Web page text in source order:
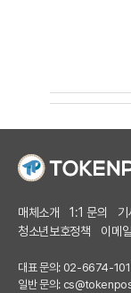
매체소개 1:1 문의 기
청소년보호정책
이메
대표 문의: 02-6674-
일반 문의: